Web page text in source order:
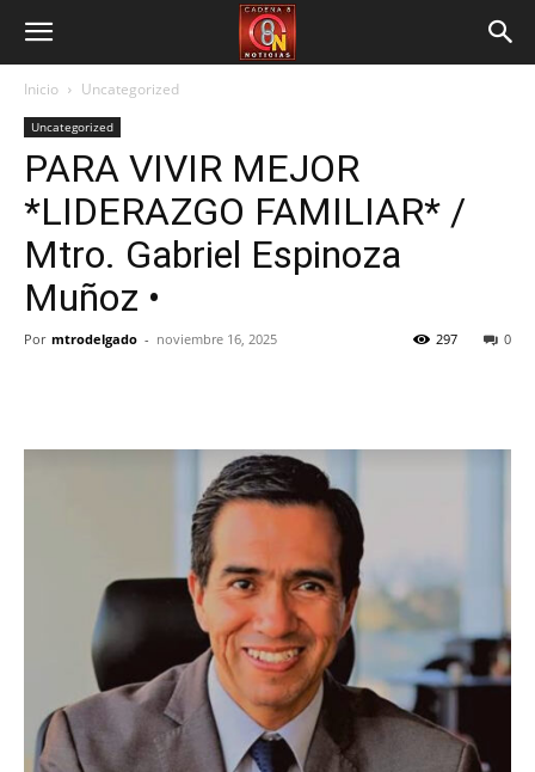
Inicio Uncategorized
Uncategorized
PARA VIVIR MEJOR
*LIDERAZGO FAMILIAR* /
Mtro. Gabriel Espinoza
Muñoz •
Por mtrodelgado - noviembre 16, 2025 0
297